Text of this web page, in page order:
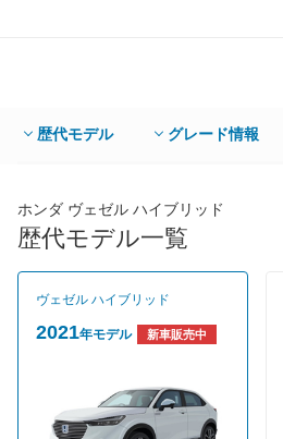
歴代モデル グレード情報
ホンダ ヴェゼル ハイブリッド
歴代モデル一覧
ヴェゼル ハイブリッド
2021年モデル 新車販売中